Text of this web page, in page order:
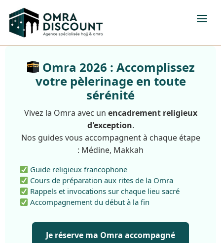
Omra 2026 : Accomplissez
votre pèlerinage en toute
sérénité
Vivez la Omra avec un encadrement religieux
d'exception.
Nos guides vous accompagnent à chaque étape
: Médine, Makkah
Guide religieux francophone
Cours de préparation aux rites de la Omra
Rappels et invocations sur chaque lieu sacré
Accompagnement du début à la fin
Je réserve ma Omra accompagné